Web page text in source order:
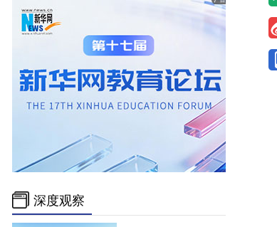
深度观察